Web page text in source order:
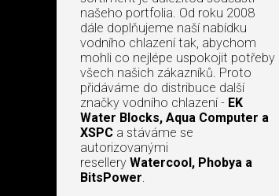
našeho portfolia. Od roku 2008
dále doplňujeme naší nabídku
vodního chlazení tak, abychom
mohli co nejlépe uspokojit potřeby
všech našich zákazníků. Proto
přidáváme do distribuce další
značky vodního chlazení - EK
Water Blocks, Aqua Computer a
XSPC a stáváme se
autorizovanými
resellery Watercool, Phobya a
BitsPower.